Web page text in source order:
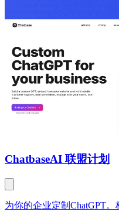
ChatbaseAI 联盟计划
为你的企业定制ChatGPT